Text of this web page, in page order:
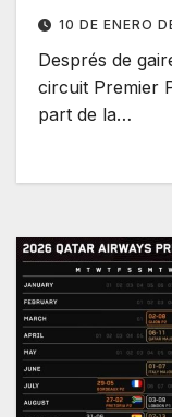
10 DE ENERO
Després de
circuit Premier
part de la…